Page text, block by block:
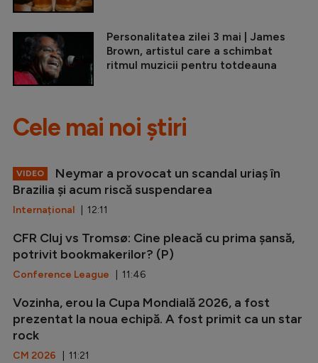
Personalitatea zilei 3 mai | James
Brown, artistul care a schimbat
ritmul muzicii pentru totdeauna
Cele mai noi știri
VIDEO
Neymar a provocat un scandal uriaș în
Brazilia și acum riscă suspendarea
Internațional | 12:11
CFR Cluj vs Tromsø: Cine pleacă cu prima șansă,
potrivit bookmakerilor? (P)
Conference League | 11:46
Vozinha, erou la Cupa Mondială 2026, a fost
prezentat la noua echipă. A fost primit ca un star
rock
CM 2026 | 11:21